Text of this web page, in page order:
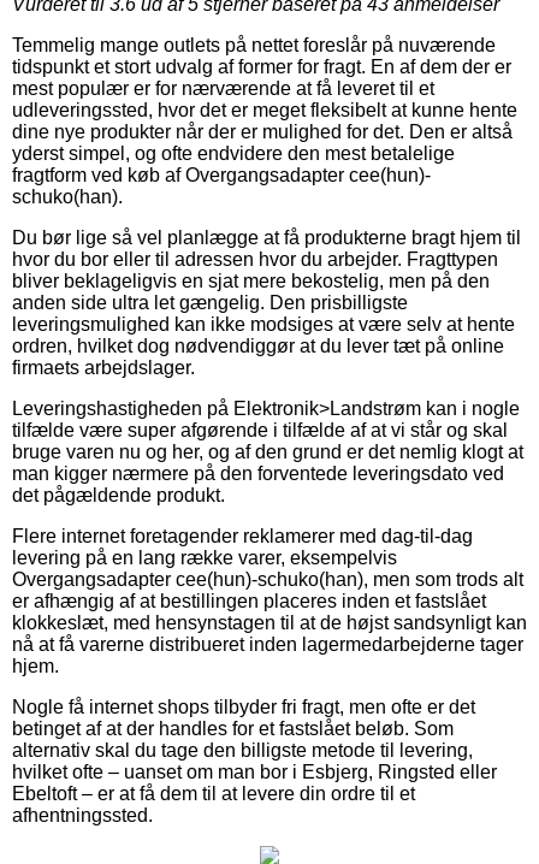
Temmelig mange outlets på nettet foreslår på nuværende
tidspunkt et stort udvalg af former for fragt. En af dem der er
mest populær er for nærværende at få leveret til et
udleveringssted, hvor det er meget fleksibelt at kunne hente
dine nye produkter når der er mulighed for det. Den er altså
yderst simpel, og ofte endvidere den mest betalelige
fragtform ved køb af Overgangsadapter cee(hun)-
schuko(han).
Du bør lige så vel planlægge at få produkterne bragt hjem til
hvor du bor eller til adressen hvor du arbejder. Fragttypen
bliver beklageligvis en sjat mere bekostelig, men på den
anden side ultra let gængelig. Den prisbilligste
leveringsmulighed kan ikke modsiges at være selv at hente
ordren, hvilket dog nødvendiggør at du lever tæt på online
firmaets arbejdslager.
Leveringshastigheden på Elektronik>Landstrøm kan i nogle
tilfælde være super afgørende i tilfælde af at vi står og skal
bruge varen nu og her, og af den grund er det nemlig klogt at
man kigger nærmere på den forventede leveringsdato ved
det pågældende produkt.
Flere internet foretagender reklamerer med dag-til-dag
levering på en lang række varer, eksempelvis
Overgangsadapter cee(hun)-schuko(han), men som trods alt
er afhængig af at bestillingen placeres inden et fastslået
klokkeslæt, med hensynstagen til at de højst sandsynligt kan
nå at få varerne distribueret inden lagermedarbejderne tager
hjem.
Nogle få internet shops tilbyder fri fragt, men ofte er det
betinget af at der handles for et fastslået beløb. Som
alternativ skal du tage den billigste metode til levering,
hvilket ofte – uanset om man bor i Esbjerg, Ringsted eller
Ebeltoft – er at få dem til at levere din ordre til et
afhentningssted.